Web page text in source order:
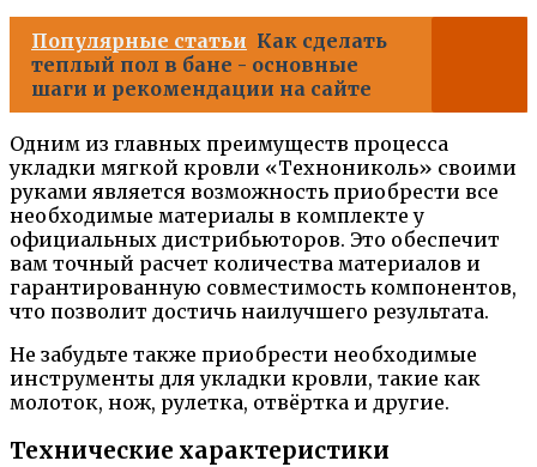
Популярные статьи Как сделать
теплый пол в бане - основные
шаги и рекомендации на сайте
Одним из главных преимуществ процесса
укладки мягкой кровли «Технониколь» своими
руками является возможность приобрести все
необходимые материалы в комплекте у
официальных дистрибьюторов. Это обеспечит
вам точный расчет количества материалов и
гарантированную совместимость компонентов,
что позволит достичь наилучшего результата.
Не забудьте также приобрести необходимые
инструменты для укладки кровли, такие как
молоток, нож, рулетка, отвёртка и другие.
Технические характеристики